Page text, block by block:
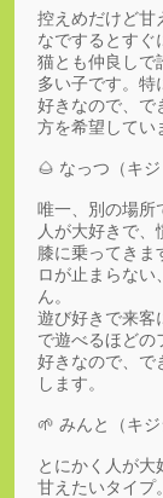
控えめだけど甘
なでするとすぐ
猫とも仲良しで
多い子です。特
好きなので、で
方を希望してい
🌰 なっつ（キジ
唯一、別の場所
人が大好きで
膝に乗ってきま
ロが止まらない
ん。
遊び好きで来客
で遊べるほどの
好きなので、で
します。
🌱 みんと（キジ
とにかく人が大
甘えたいタイプ。